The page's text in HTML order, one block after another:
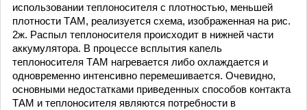
использовании теплоносителя с плотностью, меньшей
плотности ТАМ, реализуется схема, изображенная на рис.
2ж. Распыл теплоносителя происходит в нижней части
аккумулятора. В процессе всплытия капель
теплоносителя ТАМ нагревается либо охлаждается и
одновременно интенсивно перемешивается. Очевидно,
основными недостатками приведенных способов контакта
ТАМ и теплоносителя являются потребности в